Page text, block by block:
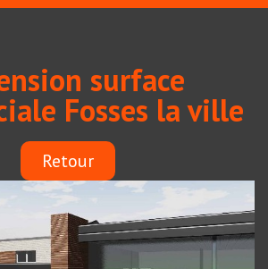
surface
Fosses la ville
Retour